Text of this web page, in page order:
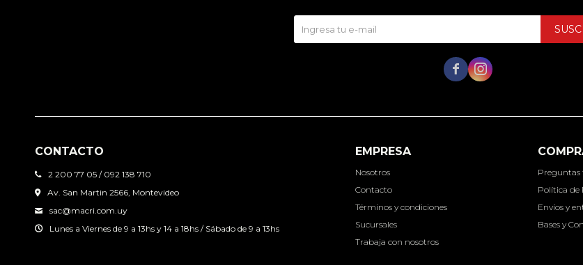
CONTACTO
2 200 77 05 / 092 138 710
Av. San Martin 2566, Montevideo
sac@macri.com.uy
Lunes a Viernes de 9 a 13hs y 14 a 18hs / Sábado de 9 a 13hs
EMPRESA
Nosotros
Contacto
Términos y condiciones
Sucursales
Trabaja con nosotros
Preguntas
Política de
Envíos y
Bases y
 